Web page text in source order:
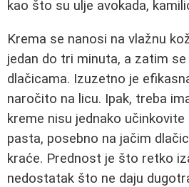
kao što su ulje avokada,
Krema se nanosi na vlažnu
jedan do tri minuta, a zatim
dlačicama. Izuzetno je
naročito na licu. Ipak, treba
kreme nisu jednako
pasta, posebno na jačim
kraće. Prednost je što retko
nedostatak što ne daju